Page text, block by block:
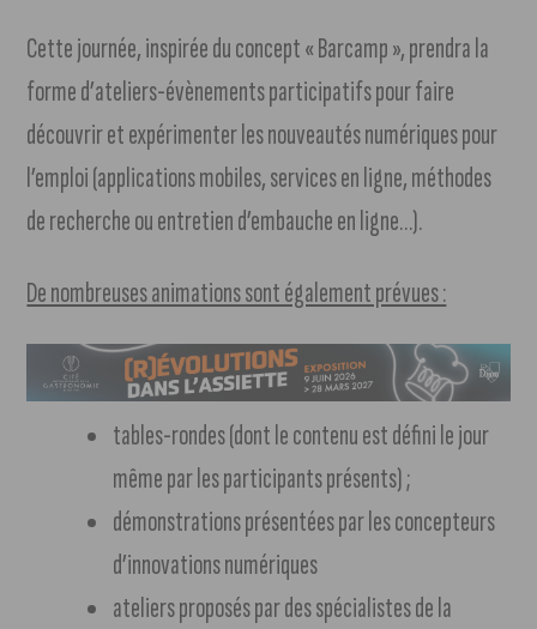
Cette journée, inspirée du concept « Barcamp », prendra la
forme d’ateliers-évènements participatifs pour faire
découvrir et expérimenter les nouveautés numériques pour
l’emploi (applications mobiles, services en ligne, méthodes
de recherche ou entretien d’embauche en ligne…).
De nombreuses animations sont également prévues :
tables-rondes (dont le contenu est défini le jour
même par les participants présents) ;
démonstrations présentées par les concepteurs
d’innovations numériques
ateliers proposés par des spécialistes de la